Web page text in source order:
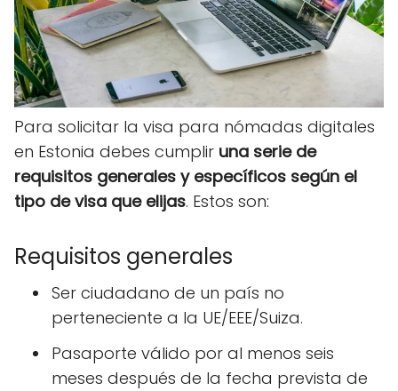
Para solicitar la visa para nómadas digitales
en Estonia debes cumplir una serie de
requisitos generales y específicos según el
tipo de visa que elijas. Estos son:
Requisitos generales
Ser ciudadano de un país no
perteneciente a la UE/EEE/Suiza.
Pasaporte válido por al menos seis
meses después de la fecha prevista de